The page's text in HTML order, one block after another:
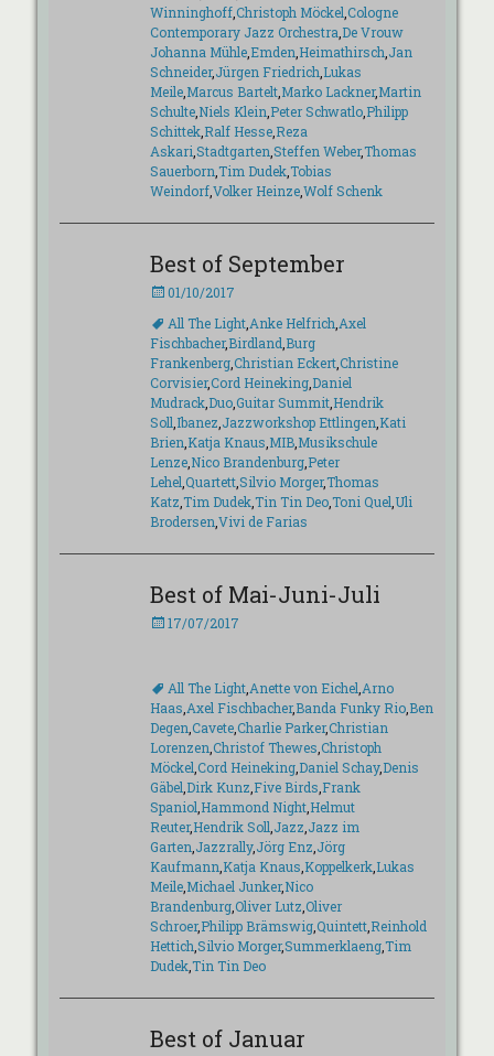
Winninghoff,Christoph Möckel Cologne
Contemporary Jazz Orchestra De Vrouw
Johanna Mühle, Emden Heimathirsch Jan
Schneider,Jürgen Friedrich Lukas
Meile, Marcus Bartelt, Marko Lackner,Martin
Schulte, Niels Klein Peter Schwatlo, Philipp
Schittek, Ralf Hesse, Reza
Askari Stadtgarten Steffen Weber,Thomas
Sauerborn Tim Dudek,Tobias
Weindorf,Volker Heinze,Wolf Schenk
Best of September
Veröffentlicht
01/10/2017
Schlagworte
All The Light, Anke Helfrich Axel
Fischbacher,Birdland Burg
Frankenberg,Christian Eckert,Christine
Corvisier,Cord Heineking, Daniel
Mudrack, Duo,Guitar Summit, Hendrik
Soll Ibanez Jazzworkshop Ettlingen Kati
Brien Katja Knaus MIB, Musikschule
Lenze, Nico Brandenburg, Peter
Lehel Quartett,Silvio Morger,Thomas
Katz Tim Dudek,Tin Tin Deo,Toni Quel Uli
Brodersen Vivi de Farias
Best of Mai-Juni-Juli
Veröffentlicht
17/07/2017
Schlagworte
All The Light, Anette von Eichel Arno
Haas Axel Fischbacher,Banda Funky Rio, Ben
Degen Cavete,Charlie Parker,Christian
Lorenzen Christof Thewes Christoph
Möckel Cord Heineking, Daniel Schay,Denis
Gäbel Dirk Kunz Five Birds Frank
Spaniol Hammond Night, Helmut
Reuter,Hendrik Soll Jazz Jazz im
Garten Jazzrally,Jörg Enz Jörg
Kaufmann Katja Knaus Koppelkerk, Lukas
Meile, Michael Junker,Nico
Brandenburg,Oliver Lutz Oliver
Schroer,Philipp Brämswig,Quintett, Reinhold
Hettich Silvio Morger,Summerklaeng,Tim
Dudek,Tin Tin Deo
Best of Januar